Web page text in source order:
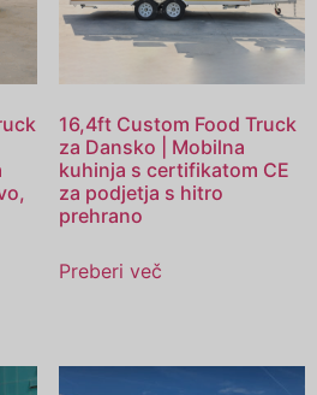
16,4ft Custom Food Truck
za Dansko | Mobilna
kuhinja s certifikatom CE
za podjetja s hitro
prehrano
Preberi več